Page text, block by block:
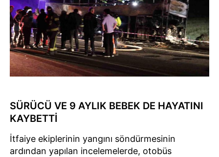
SÜRÜCÜ VE 9 AYLIK BEBEK DE HAYATINI
KAYBETTİ
İtfaiye ekiplerinin yangını söndürmesinin
ardından yapılan incelemelerde, otobüs